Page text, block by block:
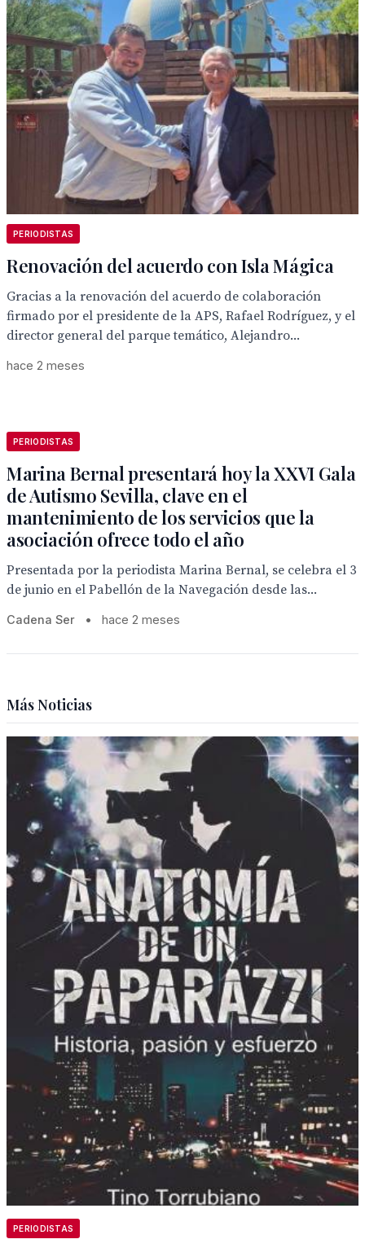
PERIODISTAS
Renovación del acuerdo con Isla Mágica
Gracias a la renovación del acuerdo de colaboración
firmado por el presidente de la APS, Rafael Rodríguez, y el
director general del parque temático, Alejandro...
hace 2 meses
PERIODISTAS
Marina Bernal presentará hoy la XXVI Gala
de Autismo Sevilla, clave en el
mantenimiento de los servicios que la
asociación ofrece todo el año
Presentada por la periodista Marina Bernal, se celebra el 3
de junio en el Pabellón de la Navegación desde las...
Cadena Ser • hace 2 meses
Más Noticias
PERIODISTAS